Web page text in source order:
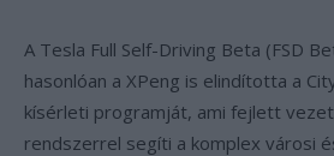
A Tesla Full Self-Driving Beta (FSD
hasonlóan a XPeng is elindította a
kísérleti programját, ami fejlett
rendszerrel segíti a komplex városi